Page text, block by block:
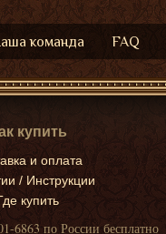
команда FAQ
купить
и оплата
/ Инструкции
купить
6863 по России бесплатно